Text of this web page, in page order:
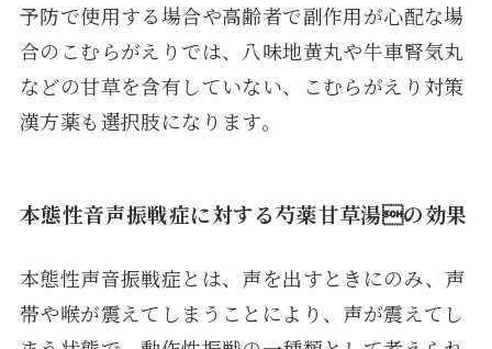
予防で使用する場合や高齢者で副作用が心配な場
合のこむらがえりでは、八味地黄丸や牛車腎気丸
などの甘草を含有していない、こむらがえり対策
漢方薬も選択肢になります。
本態性音声振戦症に対する芍薬甘草湯の効果
本態性声音振戦症とは、声を出すときにのみ、声
帯や喉が震えてしまうことにより、声が震えてし